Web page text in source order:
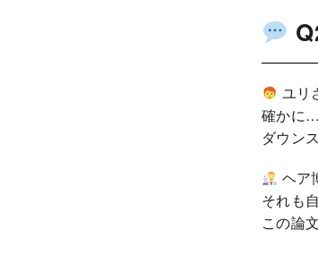
ユリ
確かに…
ダウン
ヘア
それも
この論